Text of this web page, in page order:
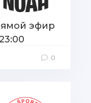
эфир
0